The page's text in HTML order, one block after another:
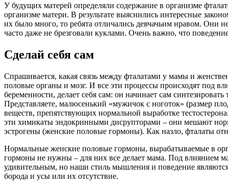
У будущих матерей определяли содержание в организме
организме матери. В результате выяснились интересные
их было много, то ребята отличались девчачьим нравом. Они
часто даже не брезговали куклами. Очень важно, что
Сделай себя сам
Спрашивается, какая связь между фталатами у мамы и
половые органы и мозг. И все эти процессы происходят под
беременности, делает себя сам: он начинает сам
Представляете, малюсенький «мужичок с ноготок» (размер
веществ, препятствующих нормальной выработке
эти химикаты эндокринными дисрупторами – они мешают
эстрогены (женские половые гормоны). Как назло, фталаты
Нормальные женские половые гормоны, вырабатываемые в
гормоны не нужны – для них все делает мама. Под влиянием
удивительным, но наши стиль мышления и поведение
борода и усы или их отсутствие.